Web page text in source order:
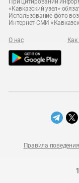
«Кавказский узел»
Использование фото
Интернет-СМИ
О нас Как
Правила